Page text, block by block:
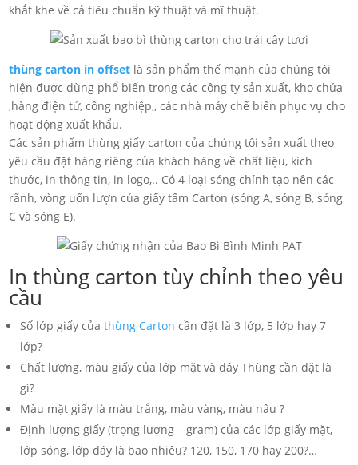
khắt khe về cả tiêu chuẩn kỹ thuật và mĩ thuật.
thùng carton in offset là sản phẩm thế mạnh của chúng tôi
hiện được dùng phổ biến trong các công ty sản xuất, kho chứa
,hàng điện tử, công nghiệp,, các nhà máy chế biến phục vụ cho
hoạt động xuất khẩu.
Các sản phẩm thùng giấy carton của chúng tôi sản xuất theo
yêu cầu đặt hàng riêng của khách hàng về chất liệu, kích
thước, in thông tin, in logo,.. Có 4 loại sóng chính tạo nên các
rãnh, vòng uốn lượn của giấy tấm Carton (sóng A, sóng B, sóng
C và sóng E).
In thùng carton tùy chỉnh theo yêu
cầu
Số lớp giấy củathùng Carton cần đặt là 3 lớp, 5 lớp hay 7
lớp?
Chất lượng, màu giấy của lớp mặt và đáy Thùng cần đặt là
gì?
Màu mặt giấy là màu trắng, màu vàng, màu nâu ?
Định lượng giấy (trọng lượng – gram) của các lớp giấy mặt,
lớp sóng, lớp đáy là bao nhiêu? 120, 150, 170 hay 200?…